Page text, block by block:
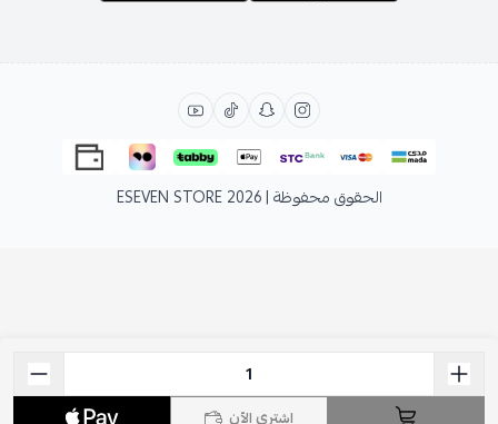
اشتري الآن
الحقوق محفوظة | 2026 ESEVEN STORE